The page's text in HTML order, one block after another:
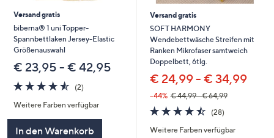
Versand gratis
biberna® 1 uni Topper-
Spannbettlaken Jersey-Elastic
Größenauswahl
€ 23,95 - € 42,95
4.5
von
5
(2)2
Weitere Farben verfügbar
In den Warenkorb
Versand gratis
SOFT HARMONY
Wendebettwäsche Streifen mit
Ranken Mikrofaser samtweich
Doppelbett, 6tlg.
€ 24,99 - € 34,99
--44% € 44,99 - € 64,99
4.5
von
5
(28)28
Weitere Farben verfügbar